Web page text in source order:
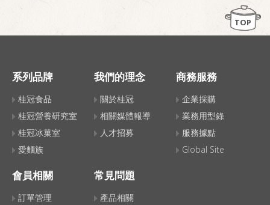
TOP
系列品牌
桂冠食品
桂冠營養研究室
桂冠冰菓室
愛麵族
我們的理念
關於桂冠
相關媒體報導
人才招募
商務服務
企業採購
業務用型錄
服務據點
Global Site
會員相關
訂單管理
常見問題
產品相關